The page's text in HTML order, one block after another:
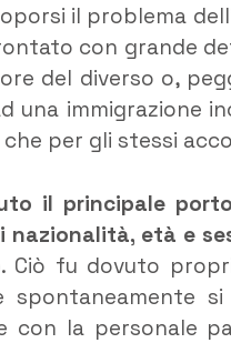
il problema
con grande
del diverso o,
una immigrazione
per gli stessi
il principale
nazionalità, età e
. Ciò fu dovuto
spontaneamente
la personale